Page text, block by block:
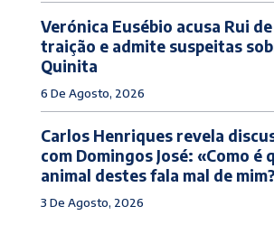
Verónica Eusébio acusa Rui de
traição e admite suspeitas
Quinita
6 De Agosto, 2026
Carlos Henriques revela
com Domingos José: «Como é
animal destes fala mal de
3 De Agosto, 2026